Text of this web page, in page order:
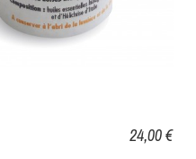
24,00 €